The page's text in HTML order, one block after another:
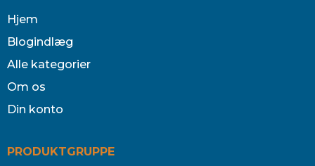
Hjem
Blogindlæg
Alle kategorier
Om os
Din konto
PRODUKTGRUPPE